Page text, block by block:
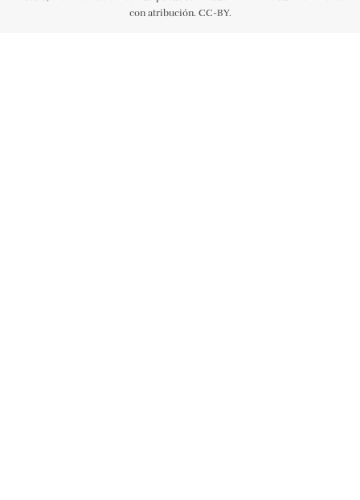
con atribución. CC-BY.